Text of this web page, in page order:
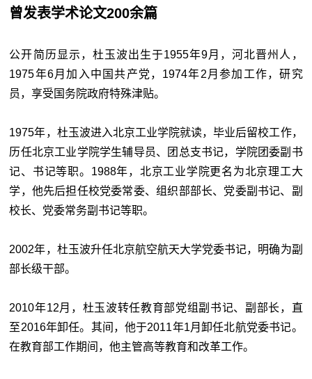
曾发表学术论文200余篇
公开简历显示，杜玉波出生于1955年9月，河北晋州人，
1975年6月加入中国共产党，1974年2月参加工作，研究
员，享受国务院政府特殊津贴。
1975年，杜玉波进入北京工业学院就读，毕业后留校工作，
历任北京工业学院学生辅导员、团总支书记，学院团委副书
记、书记等职。1988年，北京工业学院更名为北京理工大
学，他先后担任校党委常委、组织部部长、党委副书记、副
校长、党委常务副书记等职。
2002年，杜玉波升任北京航空航天大学党委书记，明确为副
部长级干部。
2010年12月，杜玉波转任教育部党组副书记、副部长，直
至2016年卸任。其间，他于2011年1月卸任北航党委书记。
在教育部工作期间，他主管高等教育和改革工作。